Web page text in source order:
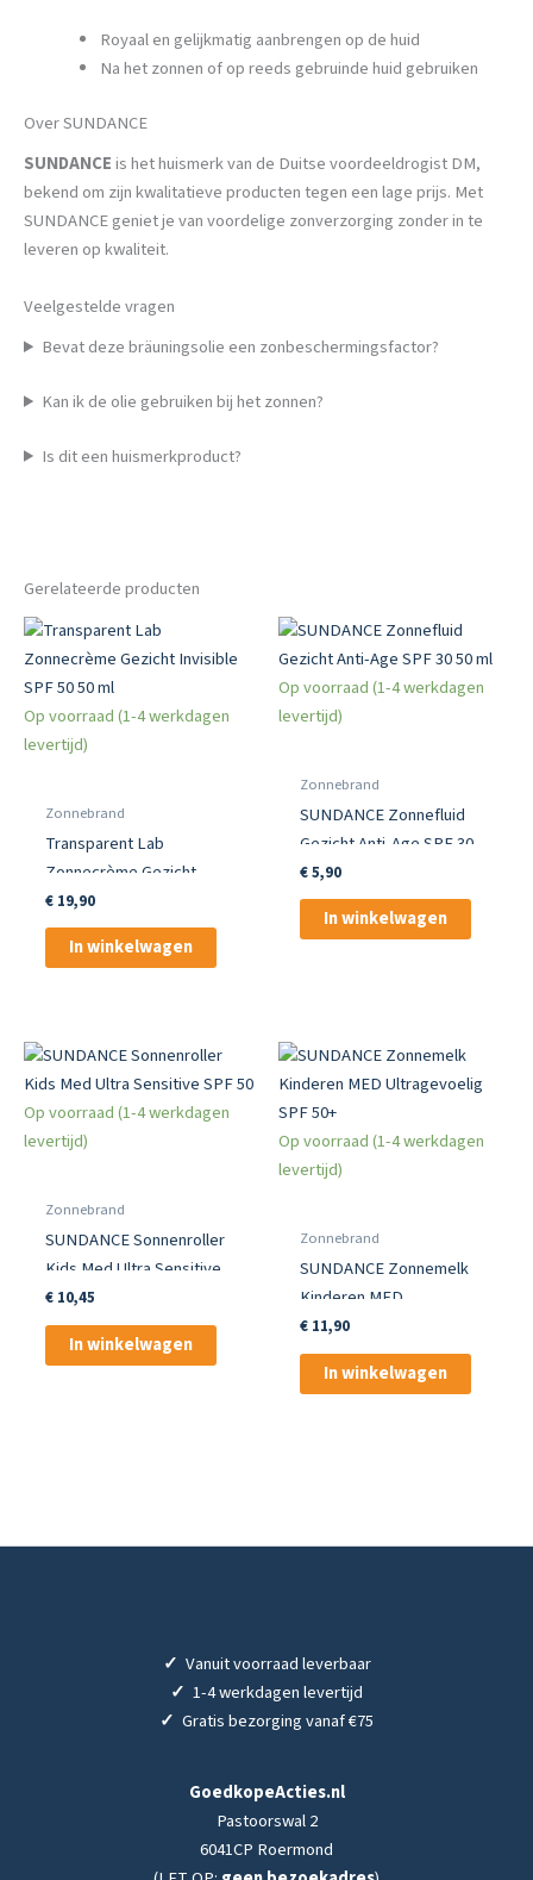
Royaal en gelijkmatig aanbrengen op de huid
Na het zonnen of op reeds gebruinde huid gebruiken
Over SUNDANCE
SUNDANCEis het huismerk van de Duitse voordeeldrogist DM,
bekend om zijn kwalitatieve producten tegen een lage prijs. Met
SUNDANCE geniet je van voordelige zonverzorging zonder in te
leveren op kwaliteit.
Veelgestelde vragen
Bevat deze bräuningsolie een zonbeschermingsfactor?
Kan ik de olie gebruiken bij het zonnen?
Is dit een huismerkproduct?
Gerelateerde producten
Op voorraad (1-4 werkdagen
levertijd)
Zonnebrand
Transparent Lab
Zonnecrème Gezicht
Invisible SPF 50 50 ml
€19,90
In winkelwagen
Op voorraad (1-4 werkdagen
levertijd)
Zonnebrand
SUNDANCE Zonnefluid
Gezicht Anti-Age SPF 30
50 ml
€5,90
In winkelwagen
Op voorraad (1-4 werkdagen
levertijd)
Zonnebrand
SUNDANCE Sonnenroller
Kids Med Ultra Sensitive
SPF 50
€10,45
In winkelwagen
Op voorraad (1-4 werkdagen
levertijd)
Zonnebrand
SUNDANCE Zonnemelk
Kinderen MED
Ultragevoelig SPF 50+
€11,90
In winkelwagen
✓ Vanuit voorraad leverbaar
✓ 1-4 werkdagen levertijd
✓ Gratis bezorging vanaf €75
GoedkopeActies.nl
Pastoorswal 2
6041CP Roermond